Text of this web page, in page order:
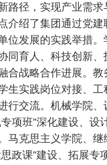
路径，实现产业需求
介绍了集团通过党建
位发展的实践举措。
同育人、科技创新、
合战略合作进展。教
生实践岗位对接、工
行交流。机械学院、
项班”深化建设、设
马克思主义学院、继
政课”建设、拓展专